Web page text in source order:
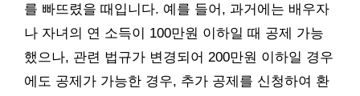
를 빠뜨렸을 때입니다. 예를 들어, 과거에는 배우자
나 자녀의 연 소득이 100만원 이하일 때 공제 가능
했으나, 관련 법규가 변경되어 200만원 이하일 경우
에도 공제가 가능한 경우, 추가 공제를 신청하여 환